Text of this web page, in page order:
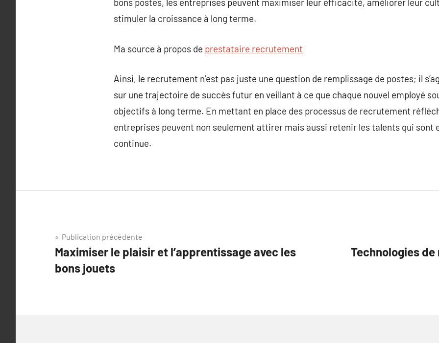
stimuler la croissance à long terme.
Ma source à propos de prestataire recrutement
Ainsi, le recrutement n’est pas juste une question de remplissage de postes; il
sur une trajectoire de succès futur en veillant à ce que chaque nouvel employé
objectifs à long terme. En mettant en place des processus de recrutement
entreprises peuvent non seulement attirer mais aussi retenir les talents qui sont
continue.
Navigation
de
l’article
Publication précédente
Maximiser le plaisir et l’apprentissage avec les
bons jouets
Technologies